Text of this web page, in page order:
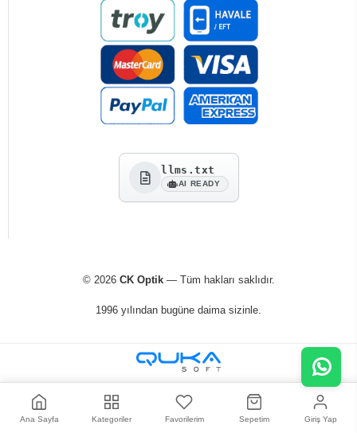
llms.txt
AI READY
© 2026 CK Optik— Tüm hakları saklıdır.
1996 yılından bugüne daima sizinle.
Ana Sayfa Kategoriler Favorilerim Sepetim Giriş Yap